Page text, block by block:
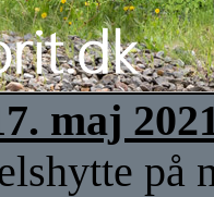
maj
på